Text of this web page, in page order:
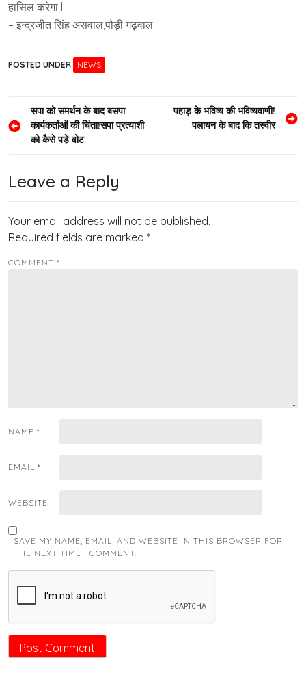
हासिल करेगा l
– इन्द्रजीत सिंह असवाल,पौड़ी गढ़वाल
POSTED UNDER NEWS
Post
navigation
सपा को समर्थन के बाद बसपा
कार्यकर्ताओं की चिंता!सपा प्रत्याशी
को कैसे पड़े वोट
पहाड़ के भविष्य की भविष्यवाणी!
पलायन के बाद कि तस्वीर
Leave a Reply
Your email address will not be published.
Required fields are marked *
COMMENT *
NAME *
EMAIL *
WEBSITE
SAVE MY NAME, EMAIL, AND WEBSITE IN THIS BROWSER FOR
THE NEXT TIME I COMMENT.